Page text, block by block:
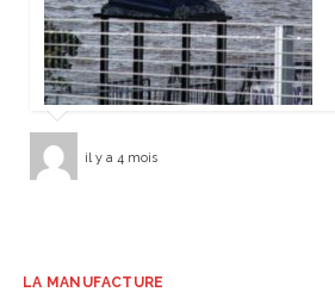
il y a 4 mois
LA MANUFACTURE